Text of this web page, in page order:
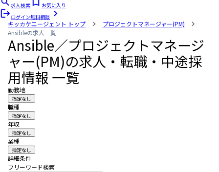
求人検索
お気に入り
ログイン無料相談
キッカケエージェント トップ
プロジェクトマネージャー(PM)
Ansibleの求人一覧
Ansible／プロジェクトマネージ
ャー(PM)の求人・転職・中途採
用情報 一覧
勤務地
指定なし
職種
指定なし
年収
指定なし
業種
指定なし
詳細条件
フリーワード検索